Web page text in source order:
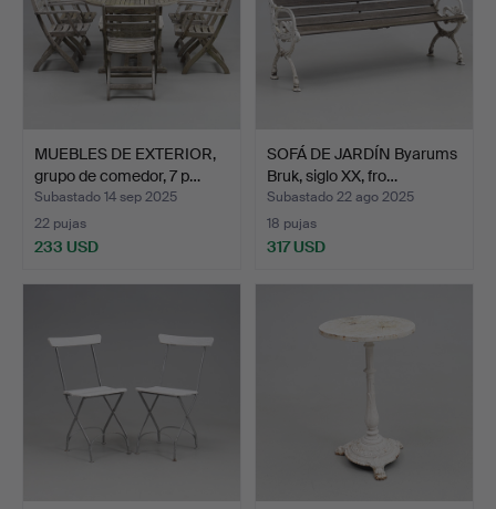
MUEBLES DE EXTERIOR,
grupo de comedor, 7 p…
Subastado 14 sep 2025
22 pujas
233 USD
SOFÁ DE JARDÍN Byarums
Bruk, siglo XX, fro…
Subastado 22 ago 2025
18 pujas
317 USD